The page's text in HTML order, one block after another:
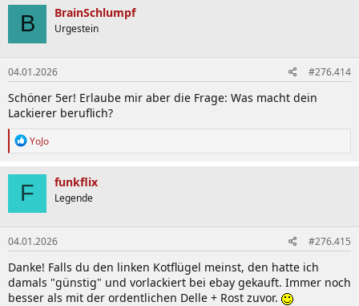
Französische Motoren:
Renault zählen oft umgekehrt (Zylinder 1 sitzt am Getriebe).
vorderste Zylinder der linken Zylinderbank (aus Sicht der
Kraftabgabe nach vorn blickend).
Ältere VW/Porsche Boxermotoren:
Zylinder 1 liegt hier oft
hinten rechts (an der Kraftabgabe).
k
t
i
o
n
e
n
:
B BrainSchlumpf
Urgestein
04.01.2026 #276.414
Schöner 5er! Erlaube mir aber die Frage: Was macht dein
Lackierer beruflich?
R
k
t
o
n
e
n
YoJo
F funkflix
Legende
04.01.2026 #276.415
Danke! Falls du den linken Kotflügel meinst, den hatte ich
damals "günstig" und vorlackiert bei ebay gekauft. Immer noch
besser als mit der ordentlichen Delle + Rost zuvor.